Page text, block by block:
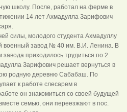
школу. После, работал на ферме в
14 лет Ахмадулла Зарифович
силы, молодого студента Ахмадуллу
военный завод № 40 им. В.И. Ленина. В
приходилось трудиться по 2
Зарифович решает вернуться в
родную деревню Сабабаш. По
к работе слесарем в
он знакомиться со своей будущей
семью, они переезжают в пос.